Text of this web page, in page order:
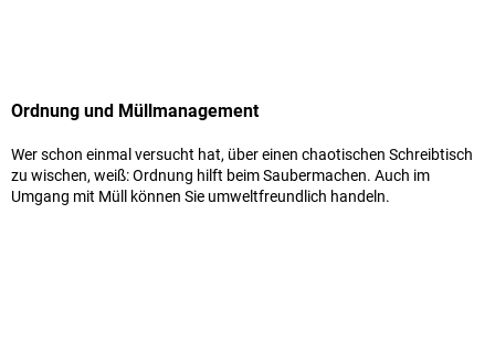
Ordnung und Müllmanagement
Wer schon einmal versucht hat, über einen chaotischen Schreibtisch
zu wischen, weiß: Ordnung hilft beim Saubermachen. Auch im
Umgang mit Müll können Sie umweltfreundlich handeln.